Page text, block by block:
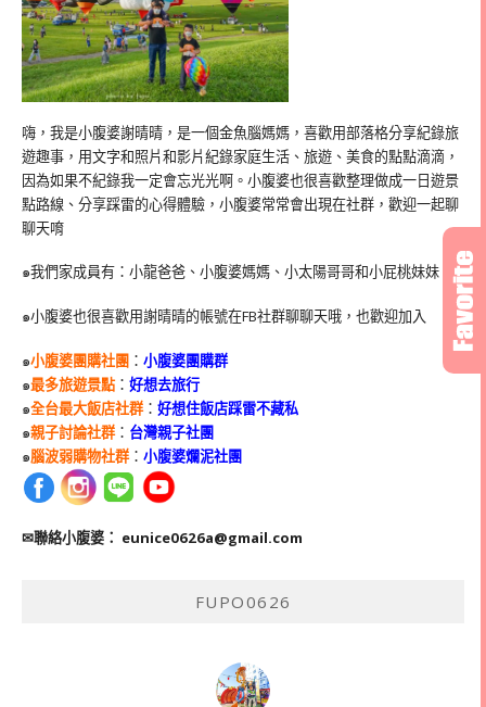
嗨，我是小腹婆謝晴晴，是一個金魚腦媽媽，喜歡用部落格分享紀錄旅
遊趣事，用文字和照片和影片紀錄家庭生活、旅遊、美食的點點滴滴，
因為如果不紀錄我一定會忘光光啊。小腹婆也很喜歡整理做成一日遊景
點路線、分享踩雷的心得體驗，小腹婆常常會出現在社群，歡迎一起聊
聊天唷
๑我們家成員有：小龍爸爸、小腹婆媽媽、小太陽哥哥和小屁桃妹妹
๑小腹婆也很喜歡用謝晴晴的帳號在FB社群聊聊天哦，也歡迎加入
๑小腹婆團購社團 ： 小腹婆團購群
๑最多旅遊景點： 好想去旅行
๑全台最大飯店社群： 好想住飯店踩雷不藏私
๑親子討論社群： 台灣親子社團
๑腦波弱購物社群： 小腹婆爛泥社團
✉聯絡小腹婆： eunice0626a@gmail.com
FUPO0626